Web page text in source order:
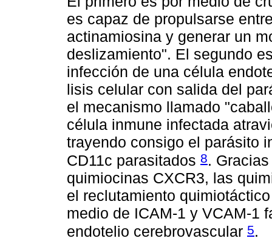
es capaz de propulsarse
actinamiosina y generar un
deslizamiento". El segundo
infección de una célula
lisis celular con salida del
el mecanismo llamado
célula inmune infectada
trayendo consigo el parásito
CD11c parasitados 8.
quimiocinas CXCR3, las
el reclutamiento
medio de ICAM-1 y VCAM-1
endotelio cerebrovascular 5.